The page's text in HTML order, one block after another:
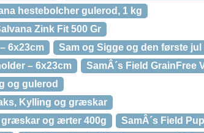
hestebolcher gulerod, 1 kg
Zink Fit 500 Gr
6x23cm
Sam og Sigge og den første jul
– 6x23cm
SamÂ´s Field GrainFree
og gulerod
Kylling og græskar
græskar og ærter 400g
SamÂ´s Field